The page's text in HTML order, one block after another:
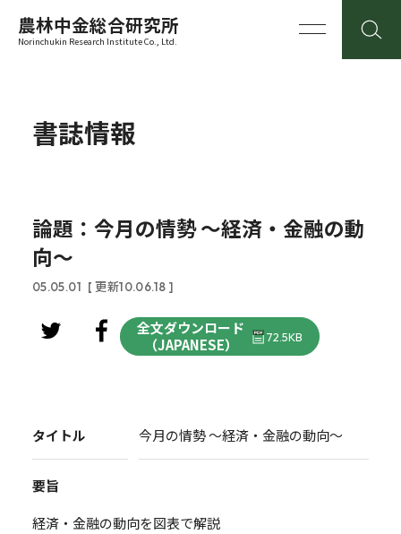
農林中金総合研究所
Norinchukin Research Institute Co., Ltd.
書誌情報
論題：今月の情勢 ～経済・金融の動
向～
05.05.01 [ 更新10.06.18 ]
全文ダウンロード
（JAPANESE）
72.5KB
タイトル 今月の情勢 ～経済・金融の動向～
要旨
経済・金融の動向を図表で解説